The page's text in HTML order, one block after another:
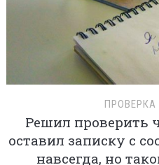
Решил проверить
оставил записку с
навсегда, но